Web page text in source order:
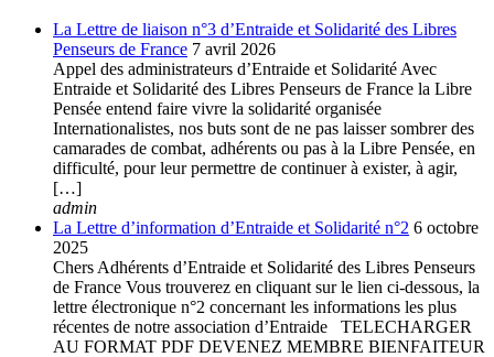
La Lettre de liaison n°3 d’Entraide et Solidarité des Libres
Penseurs de France 7 avril 2026
Appel des administrateurs d’Entraide et Solidarité Avec
Entraide et Solidarité des Libres Penseurs de France la Libre
Pensée entend faire vivre la solidarité organisée
Internationalistes, nos buts sont de ne pas laisser sombrer des
camarades de combat, adhérents ou pas à la Libre Pensée, en
difficulté, pour leur permettre de continuer à exister, à agir,
[…]
admin
La Lettre d’information d’Entraide et Solidarité n°2 6 octobre
2025
Chers Adhérents d’Entraide et Solidarité des Libres Penseurs
de France Vous trouverez en cliquant sur le lien ci-dessous, la
lettre électronique n°2 concernant les informations les plus
récentes de notre association d’Entraide TELECHARGER
AU FORMAT PDF DEVENEZ MEMBRE BIENFAITEUR